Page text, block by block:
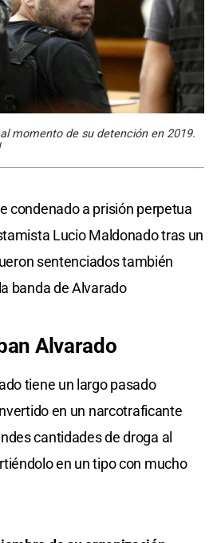
momento de su detención en 2019.
condenado a prisión perpetua
Lucio Maldonado tras un
sentenciados también
banda de Alvarado
Alvarado
tiene un largo pasado
en un narcotraficante
cantidades de droga al
en un tipo con mucho